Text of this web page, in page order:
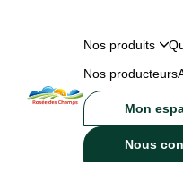
Nos produits
Nos producteurs
Mon
Nous